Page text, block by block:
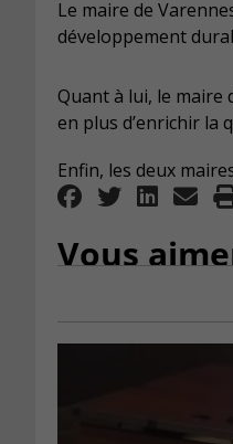
Le maire de
développement
Quant à lui, le maire
en plus d’enrichir la
Enfin, les deux
Vous